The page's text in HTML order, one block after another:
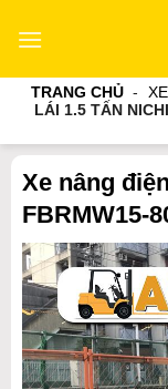
qua
dungTRANG CHỦ -
LÁI 1.5 TẤN
Xe nâng
FBRMW15-